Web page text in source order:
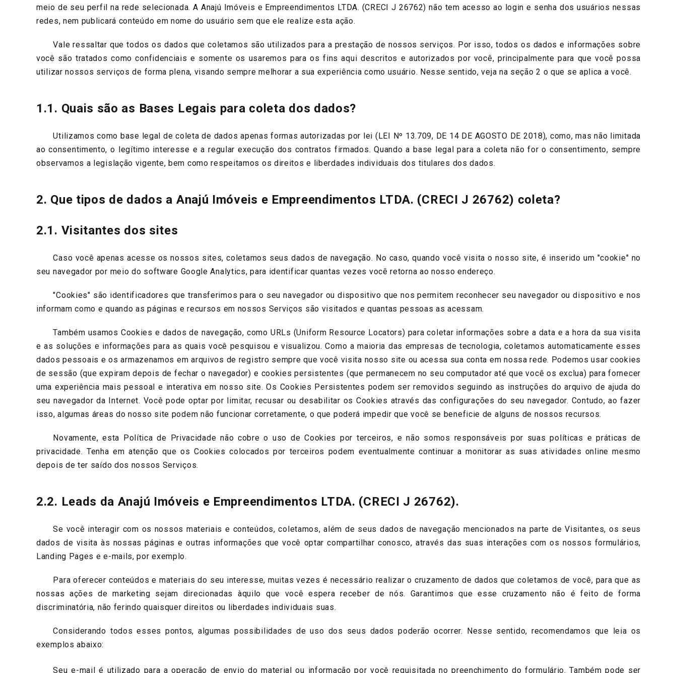
meio de seu perfil na rede selecionada. A Anajú Imóveis e Empreendimentos LTDA. (CRECI J 26762) não tem acesso ao login e senha dos usuários nessas
redes, nem publicará conteúdo em nome do usuário sem que ele realize esta ação.
Vale ressaltar que todos os dados que coletamos são utilizados para a prestação de nossos serviços. Por isso, todos os dados e informações sobre
você são tratados como confidenciais e somente os usaremos para os fins aqui descritos e autorizados por você, principalmente para que você possa
utilizar nossos serviços de forma plena, visando sempre melhorar a sua experiência como usuário. Nesse sentido, veja na seção 2 o que se aplica a você.
1.1. Quais são as Bases Legais para coleta dos dados?
Utilizamos como base legal de coleta de dados apenas formas autorizadas por lei (LEI Nº 13.709, DE 14 DE AGOSTO DE 2018), como, mas não limitada
ao consentimento, o legítimo interesse e a regular execução dos contratos firmados. Quando a base legal para a coleta não for o consentimento, sempre
observamos a legislação vigente, bem como respeitamos os direitos e liberdades individuais dos titulares dos dados.
2. Que tipos de dados a Anajú Imóveis e Empreendimentos LTDA. (CRECI J 26762) coleta?
2.1. Visitantes dos sites
Caso você apenas acesse os nossos sites, coletamos seus dados de navegação. No caso, quando você visita o nosso site, é inserido um "cookie" no
seu navegador por meio do software Google Analytics, para identificar quantas vezes você retorna ao nosso endereço.
"Cookies" são identificadores que transferimos para o seu navegador ou dispositivo que nos permitem reconhecer seu navegador ou dispositivo e nos
informam como e quando as páginas e recursos em nossos Serviços são visitados e quantas pessoas as acessam.
Também usamos Cookies e dados de navegação, como URLs (Uniform Resource Locators) para coletar informações sobre a data e a hora da sua visita
e as soluções e informações para as quais você pesquisou e visualizou. Como a maioria das empresas de tecnologia, coletamos automaticamente esses
dados pessoais e os armazenamos em arquivos de registro sempre que você visita nosso site ou acessa sua conta em nossa rede. Podemos usar cookies
de sessão (que expiram depois de fechar o navegador) e cookies persistentes (que permanecem no seu computador até que você os exclua) para fornecer
uma experiência mais pessoal e interativa em nosso site. Os Cookies Persistentes podem ser removidos seguindo as instruções do arquivo de ajuda do
seu navegador da Internet. Você pode optar por limitar, recusar ou desabilitar os Cookies através das configurações do seu navegador. Contudo, ao fazer
isso, algumas áreas do nosso site podem não funcionar corretamente, o que poderá impedir que você se beneficie de alguns de nossos recursos.
Novamente, esta Política de Privacidade não cobre o uso de Cookies por terceiros, e não somos responsáveis por suas políticas e práticas de
privacidade. Tenha em atenção que os Cookies colocados por terceiros podem eventualmente continuar a monitorar as suas atividades online mesmo
depois de ter saído dos nossos Serviços.
2.2. Leads da Anajú Imóveis e Empreendimentos LTDA. (CRECI J 26762).
Se você interagir com os nossos materiais e conteúdos, coletamos, além de seus dados de navegação mencionados na parte de Visitantes, os seus
dados de visita às nossas páginas e outras informações que você optar compartilhar conosco, através das suas interações com os nossos formulários,
Landing Pages e e-mails, por exemplo.
Para oferecer conteúdos e materiais do seu interesse, muitas vezes é necessário realizar o cruzamento de dados que coletamos de você, para que as
nossas ações de marketing sejam direcionadas àquilo que você espera receber de nós. Garantimos que esse cruzamento não é feito de forma
discriminatória, não ferindo quaisquer direitos ou liberdades individuais suas.
Considerando todos esses pontos, algumas possibilidades de uso dos seus dados poderão ocorrer. Nesse sentido, recomendamos que leia os
exemplos abaixo:
Seu e-mail é utilizado para a operação de envio do material ou informação por você requisitada no preenchimento do formulário. Também pode ser